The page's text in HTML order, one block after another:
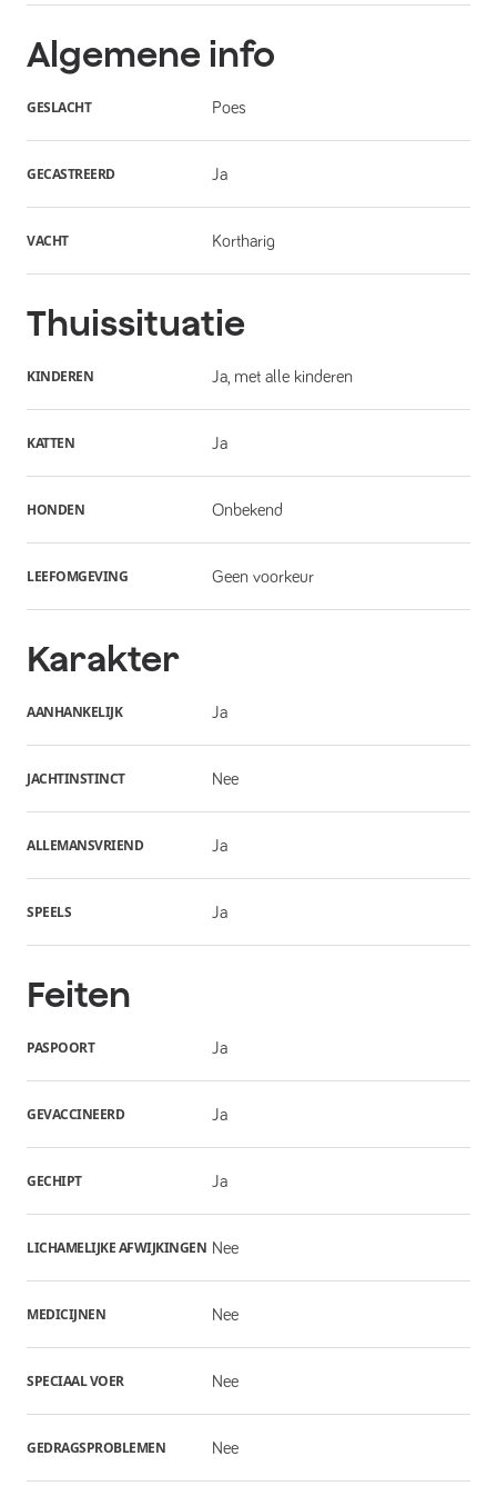
Algemene info
GESLACHT Poes
GECASTREERD Ja
VACHT Kortharig
Thuissituatie
KINDEREN Ja, met alle kinderen
KATTEN Ja
HONDEN Onbekend
LEEFOMGEVING Geen voorkeur
Karakter
AANHANKELIJK Ja
JACHTINSTINCT Nee
ALLEMANSVRIEND Ja
SPEELS Ja
Feiten
PASPOORT Ja
GEVACCINEERD Ja
GECHIPT Ja
LICHAMELIJKE AFWIJKINGEN Nee
MEDICIJNEN Nee
SPECIAAL VOER Nee
GEDRAGSPROBLEMEN Nee